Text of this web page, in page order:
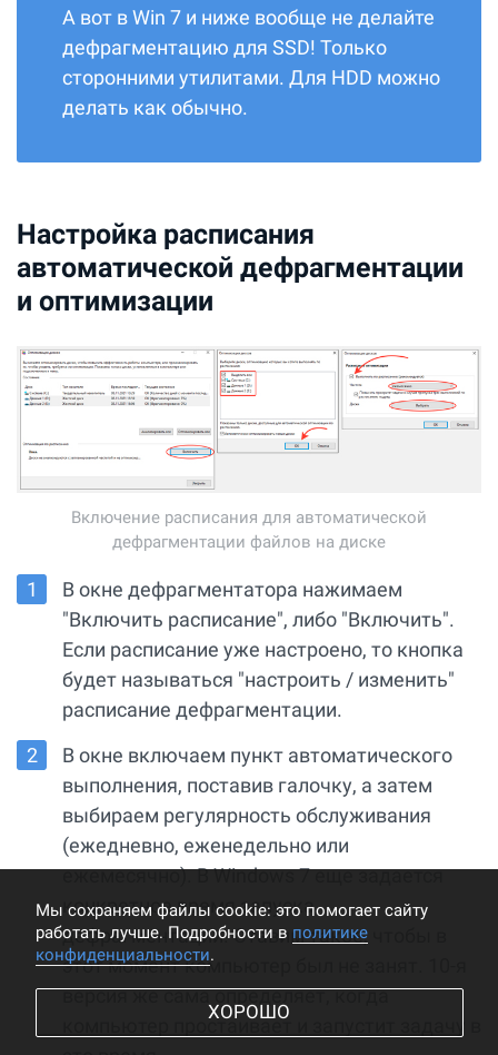
А вот в Win 7 и ниже вообще не делайте
дефрагментацию для SSD! Только
сторонними утилитами. Для HDD можно
делать как обычно.
Настройка расписания
автоматической дефрагментации
и оптимизации
Включение расписания для автоматической
дефрагментации файлов на диске
В окне дефрагментатора нажимаем
"Включить расписание", либо "Включить".
Если расписание уже настроено, то кнопка
будет называться "настроить / изменить"
расписание дефрагментации.
В окне включаем пункт автоматического
выполнения, поставив галочку, а затем
выбираем регулярность обслуживания
(ежедневно, еженедельно или
ежемесячно). В Windows 7 еще задается
конкретное время запуска
дефрагментации. Ставим такое, чтобы в
этот момент компьютер был не занят. 10-я
версия же сама определяет, когда
компьютер простаивает и запустит задачу в
Мы cохраняем файлы cookie: это помогает сайту
работать лучше. Подробности в политике
конфиденциальности.
ХОРОШО